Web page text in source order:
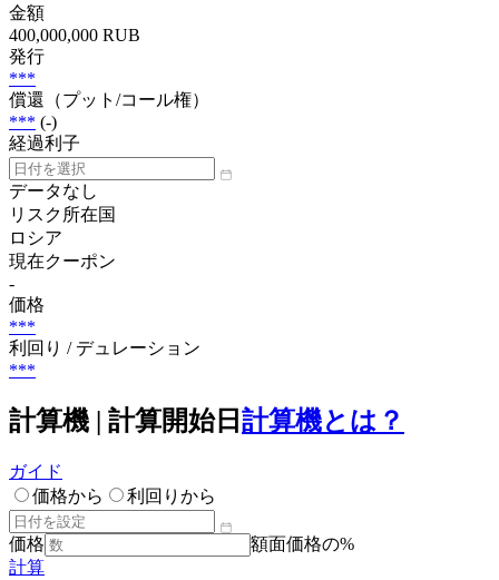
金額
400,000,000 RUB
発行
***
償還（プット/コール権）
*** (-)
経過利子
データなし
リスク所在国
ロシア
現在クーポン
-
価格
***
利回り / デュレーション
***
計算機 | 計算開始日 計算機とは？
ガイド
価格から
利回りから
価格
額面価格の%
計算